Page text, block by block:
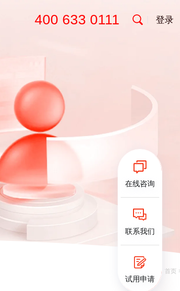
400 633 0111 登录
您的位置： 首页
在线咨询
联系我们
试用申请